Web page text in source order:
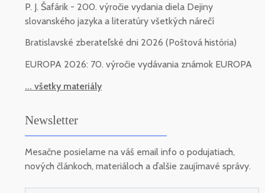
P. J. Šafárik - 200. výročie vydania diela Dejiny
slovanského jazyka a literatúry všetkých nárečí
Bratislavské zberateľské dni 2026 (Poštová história)
EUROPA 2026: 70. výročie vydávania známok EUROPA
... všetky materiály
Newsletter
Mesačne posielame na váš email info o podujatiach,
nových článkoch, materiáloch a ďalšie zaujímavé správy.